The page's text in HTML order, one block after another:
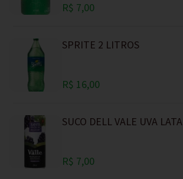
R$ 7,00
SPRITE 2 LITROS
R$ 16,00
SUCO DELL VALE UVA LATA
R$ 7,00